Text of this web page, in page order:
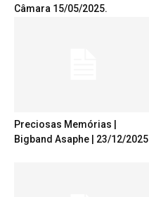
Câmara 15/05/2025.
Preciosas Memórias |
Bigband Asaphe | 23/12/2025